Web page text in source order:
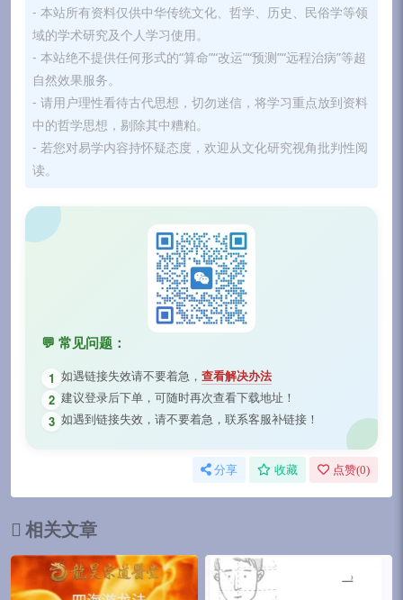
- 本站所有资料仅供中华传统文化、哲学、历史、民俗学等领
域的学术研究及个人学习使用。
- 本站绝不提供任何形式的“算命”“改运”“预测”“远程治病”等超
自然效果服务。
- 请用户理性看待古代思想，切勿迷信，将学习重点放到资料
中的哲学思想，剔除其中糟粕。
- 若您对易学内容持怀疑态度，欢迎从文化研究视角批判性阅
读。
💬 常见问题：
1 如遇链接失效请不要着急， 查看解决办法
2 建议登录后下单，可随时再次查看下载地址！
3 如遇到链接失效，请不要着急，联系客服补链接！
分享 收藏 点赞(0)
相关文章